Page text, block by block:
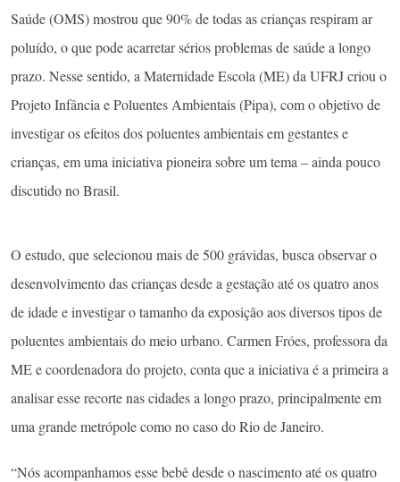
Saúde (OMS) mostrou que 90% de todas as crianças respiram ar
poluído, o que pode acarretar sérios problemas de saúde a longo
prazo. Nesse sentido, a Maternidade Escola (ME) da UFRJ criou o
Projeto Infância e Poluentes Ambientais (Pipa), com o objetivo de
investigar os efeitos dos poluentes ambientais em gestantes e
crianças, em uma iniciativa pioneira sobre um tema – ainda pouco
discutido no Brasil.
O estudo, que selecionou mais de 500 grávidas, busca observar o
desenvolvimento das crianças desde a gestação até os quatro anos
de idade e investigar o tamanho da exposição aos diversos tipos de
poluentes ambientais do meio urbano. Carmen Fróes, professora da
ME e coordenadora do projeto, conta que a iniciativa é a primeira a
analisar esse recorte nas cidades a longo prazo, principalmente em
uma grande metrópole como no caso do Rio de Janeiro.
“Nós acompanhamos esse bebê desde o nascimento até os quatro